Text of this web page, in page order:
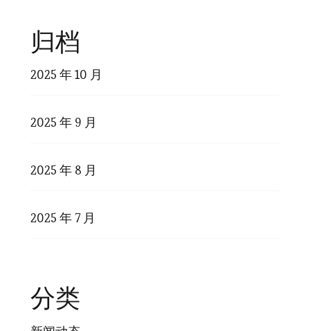
归档
2025 年 10 月
2025 年 9 月
2025 年 8 月
2025 年 7 月
分类